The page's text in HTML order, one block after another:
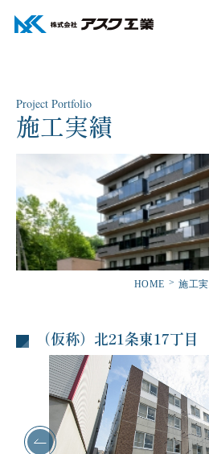
Project Portfolio
施工実績
HOME 施工
（仮称）北21条東17丁目